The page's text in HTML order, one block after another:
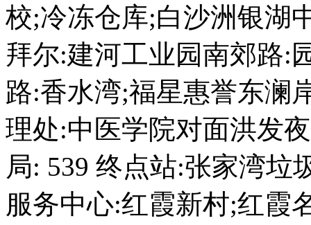
校;冷冻仓库;白沙洲银湖
拜尔:建河工业园南郊路:
路:香水湾;福星惠誉东澜
理处:中医学院对面洪发
局: 539 终点站:张家湾垃
服务中心:红霞新村;红霞